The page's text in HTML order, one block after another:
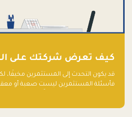
كيف تعرض شركتك على
قد يكون التحدث إلى المستثمرين مخيفًا،
فأسئلة المستثمرين ليست صعبة أو